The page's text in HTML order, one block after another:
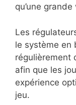
qu’une
Les
le système en
régulièrement
afin que les
expérience
jeu.